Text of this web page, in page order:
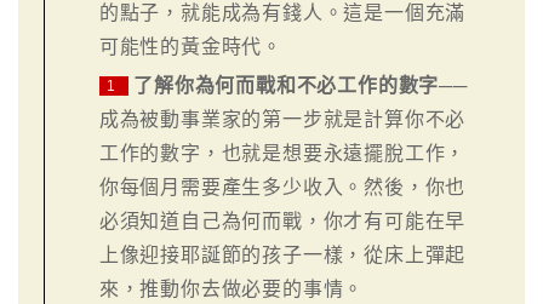
的點子，就能成為有錢人。這是一個充滿
可能性的黃金時代。
1 了解你為何而戰和不必工作的數字──
成為被動事業家的第一步就是計算你不必
工作的數字，也就是想要永遠擺脫工作，
你每個月需要產生多少收入。然後，你也
必須知道自己為何而戰，你才有可能在早
上像迎接耶誕節的孩子一樣，從床上彈起
來，推動你去做必要的事情。